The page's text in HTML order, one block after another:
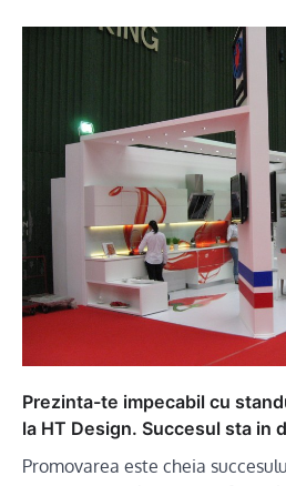
Prezinta-te impecabil cu
la HT Design. Succesul sta in
Promovarea este cheia